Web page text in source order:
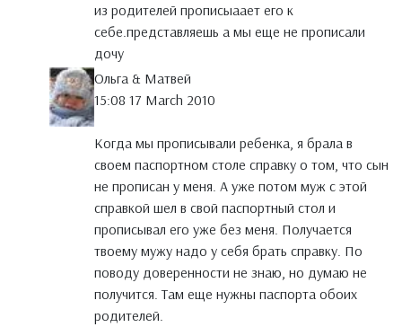
из родителей прописыаает его к
себе.представляешь а мы еще не прописали
дочу
Ольга & Матвей
15:08 17 March 2010
Когда мы прописывали ребенка, я брала в
своем паспортном столе справку о том, что сын
не прописан у меня. А уже потом муж с этой
справкой шел в свой паспортный стол и
прописывал его уже без меня. Получается
твоему мужу надо у себя брать справку. По
поводу доверенности не знаю, но думаю не
получится. Там еще нужны паспорта обоих
родителей.